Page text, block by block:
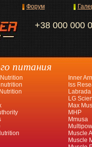
+38 000 000
Форум
питания
Inner
Iss
Labrada
LG
Max
MHP
Mmusa
Muscle
Muscle